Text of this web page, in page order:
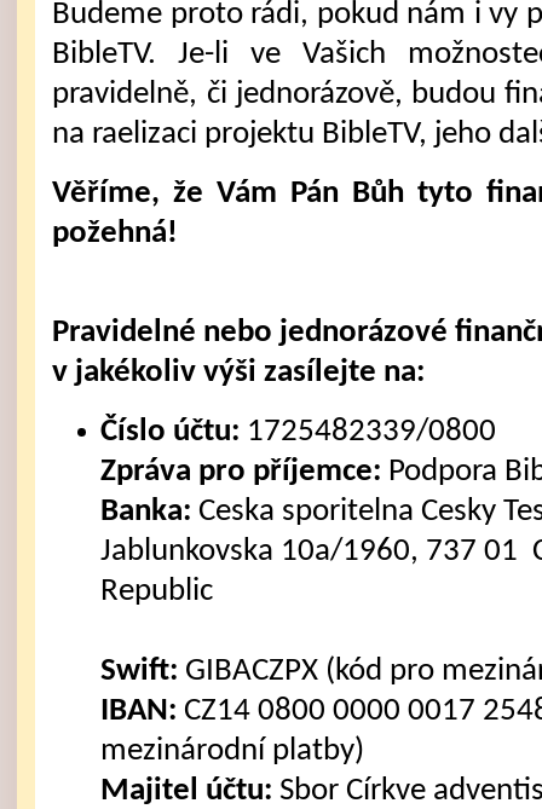
Budeme proto rádi, pokud nám i vy
BibleTV. Je-li ve Vašich
pravidelně, či jednorázově, budou
na raelizaci projektu BibleTV, jeho
Věříme, že Vám Pán Bůh tyto
požehná!
Pravidelné nebo jednorázové
v jakékoliv výši zasílejte na:
Číslo účtu: 1725482339/0800
Zpráva pro příjemce: Podpora
Banka: Ceska sporitelna Cesky
Jablunkovska 10a/1960, 737 01
Republic
Swift: GIBACZPX (kód pro
IBAN: CZ14 0800 0000 0017
mezinárodní platby)
Majitel účtu: Sbor Církve